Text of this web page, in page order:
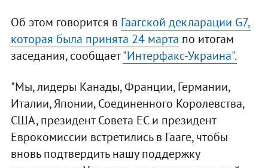
Об этом говорится в Гаагской декларации G7,
которая была принята 24 марта по итогам
заседания, сообщает"Интерфакс-Украина".
"Мы, лидеры Канады, Франции, Германии,
Италии, Японии, Соединенного Королевства,
США, президент Совета ЕС и президент
Еврокомиссии встретились в Гааге, чтобы
вновь подтвердить нашу поддержку